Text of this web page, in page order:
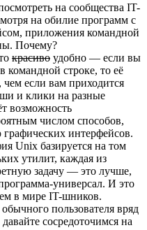
на сообщества IT-
на обилие программ с
приложения командной
Почему?
красиво удобно — если вы
командной строке, то её
чем если вам приходится
и клики на разные
возможность
числом способов,
интерфейсов.
Unix базируется на том
утилит, каждая из
задачу — это лучше,
универсал. И это
в мире IT-шников.
пользователя вряд
сосредоточимся на